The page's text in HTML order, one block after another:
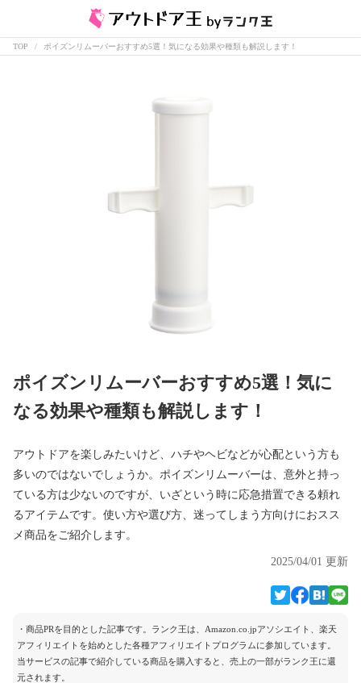
TOP ポイズンリムーバーおすすめ5選！気になる効果や種類も解説します！
ポイズンリムーバーおすすめ5選！気に
なる効果や種類も解説します！
アウトドアを楽しみたいけど、ハチやヘビなどが心配という方も
多いのではないでしょうか。ポイズンリムーバーは、意外と持っ
ている方は少ないのですが、いざという時に応急措置できる頼れ
るアイテムです。使い方や選び方、迷ってしまう方向けにおスス
メ商品をご紹介します。
2025/04/01 更新
・商品PRを目的とした記事です。ランク王は、Amazon.co.jpアソシエイト、楽天
アフィリエイトを始めとした各種アフィリエイトプログラムに参加しています。
当サービスの記事で紹介している商品を購入すると、売上の一部がランク王に還
元されます。